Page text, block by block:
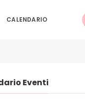
CALENDARIO
Eventi